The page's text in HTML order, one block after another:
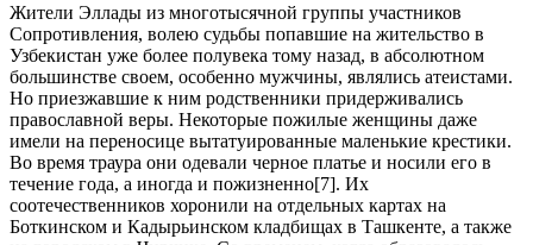
Жители Эллады из многотысячной группы участников
Сопротивления, волею судьбы попавшие на жительство в
Узбекистан уже более полувека тому назад, в абсолютном
большинстве своем, особенно мужчины, являлись атеистами.
Но приезжавшие к ним родственники придерживались
православной веры. Некоторые пожилые женщины даже
имели на переносице вытатуированные маленькие крестики.
Во время траура они одевали черное платье и носили его в
течение года, а иногда и пожизненно[7]. Их
соотечественников хоронили на отдельных картах на
Боткинском и Кадырьинском кладбищах в Ташкенте, а также